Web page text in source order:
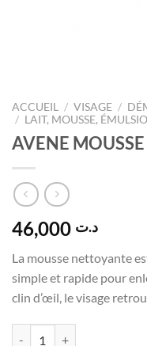
ACCUEIL / VISAGE /
/ LAIT, MOUSSE,
AVENE
د.ت
La mousse nettoyante
simple et rapide pour
clin d’œil, le visage